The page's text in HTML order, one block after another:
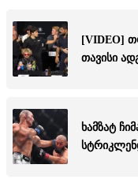
[VIDEO]
თავისი
ხამზატ